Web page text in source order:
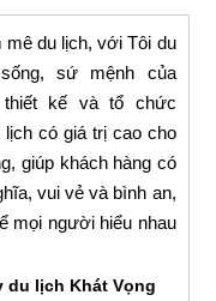
du lịch, với Tôi du
sứ mệnh của
kế và tổ chức
lịch có giá trị cao cho
giúp khách hàng có
vui vẻ và bình an,
mọi người hiểu nhau
du lịch Khát Vọng